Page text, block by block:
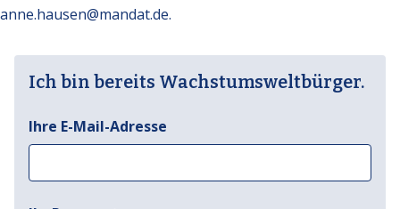
anne.hausen@mandat.de.
Ich bin bereits Wachstumsweltbürger.
Ihre E-Mail-Adresse